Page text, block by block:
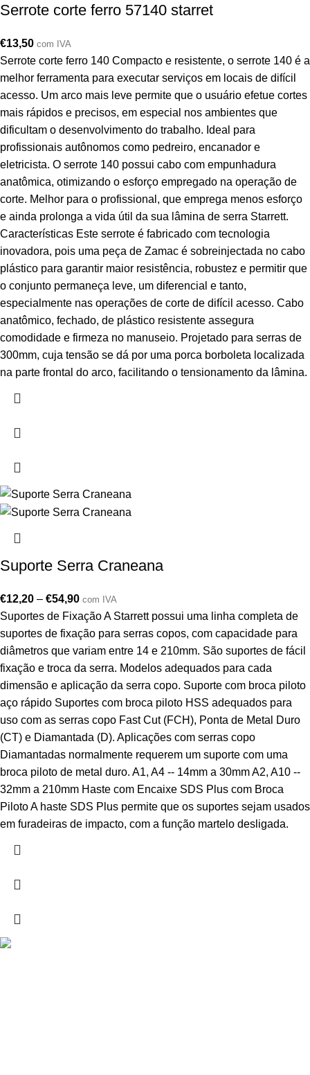
Serrote corte ferro 57140 starret
€13,50 com IVA
Serrote corte ferro 140 Compacto e resistente, o serrote 140 é a
melhor ferramenta para executar serviços em locais de difícil
acesso. Um arco mais leve permite que o usuário efetue cortes
mais rápidos e precisos, em especial nos ambientes que
dificultam o desenvolvimento do trabalho. Ideal para
profissionais autônomos como pedreiro, encanador e
eletricista. O serrote 140 possui cabo com empunhadura
anatômica, otimizando o esforço empregado na operação de
corte. Melhor para o profissional, que emprega menos esforço
e ainda prolonga a vida útil da sua lâmina de serra Starrett.
Características Este serrote é fabricado com tecnologia
inovadora, pois uma peça de Zamac é sobreinjectada no cabo
plástico para garantir maior resistência, robustez e permitir que
o conjunto permaneça leve, um diferencial e tanto,
especialmente nas operações de corte de difícil acesso. Cabo
anatômico, fechado, de plástico resistente assegura
comodidade e firmeza no manuseio. Projetado para serras de
300mm, cuja tensão se dá por uma porca borboleta localizada
na parte frontal do arco, facilitando o tensionamento da lâmina.
Suporte Serra Craneana
€12,20 – €54,90 com IVA
Suportes de Fixação A Starrett possui uma linha completa de
suportes de fixação para serras copos, com capacidade para
diâmetros que variam entre 14 e 210mm. São suportes de fácil
fixação e troca da serra. Modelos adequados para cada
dimensão e aplicação da serra copo. Suporte com broca piloto
aço rápido Suportes com broca piloto HSS adequados para
uso com as serras copo Fast Cut (FCH), Ponta de Metal Duro
(CT) e Diamantada (D). Aplicações com serras copo
Diamantadas normalmente requerem um suporte com uma
broca piloto de metal duro. A1, A4 -- 14mm a 30mm A2, A10 --
32mm a 210mm Haste com Encaixe SDS Plus com Broca
Piloto A haste SDS Plus permite que os suportes sejam usados
em furadeiras de impacto, com a função martelo desligada.